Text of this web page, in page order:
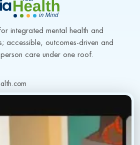
integrated mental health and
accessible, outcomes-driven and
care under one roof.